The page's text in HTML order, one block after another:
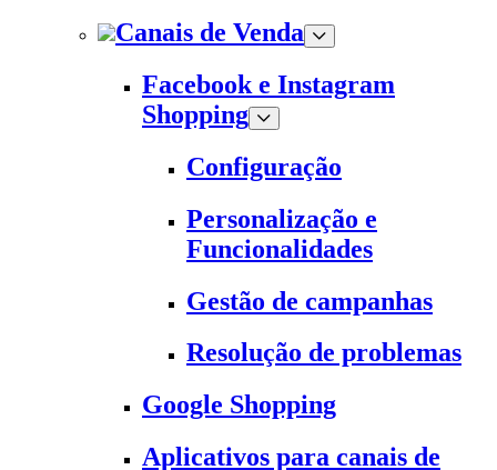
Canais de Venda
Facebook e Instagram
Shopping
Configuração
Personalização e
Funcionalidades
Gestão de campanhas
Resolução de problemas
Google Shopping
Aplicativos para canais de